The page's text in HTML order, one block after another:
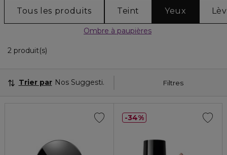
Tous les produits Teint Yeux
Ombre à paupières
2 produit(s)
Filtres
Trier par Nos Suggestions
34%